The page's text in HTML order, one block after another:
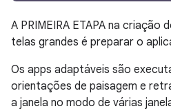
A PRIMEIRA ETAPA na criação
telas grandes é preparar o
Os apps adaptáveis são
orientações de paisagem e
a janela no modo de várias